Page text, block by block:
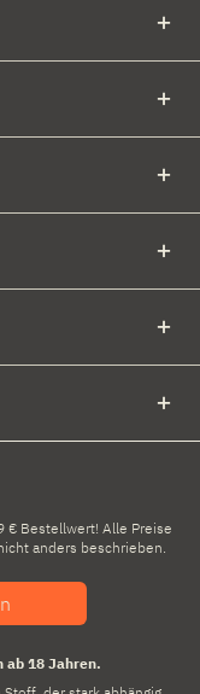
€ Bestellwert! Alle Preise
anders beschrieben.
ab 18 Jahren.